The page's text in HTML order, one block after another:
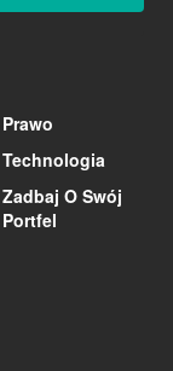
Prawo
Technologia
Zadbaj O Swój
Portfel